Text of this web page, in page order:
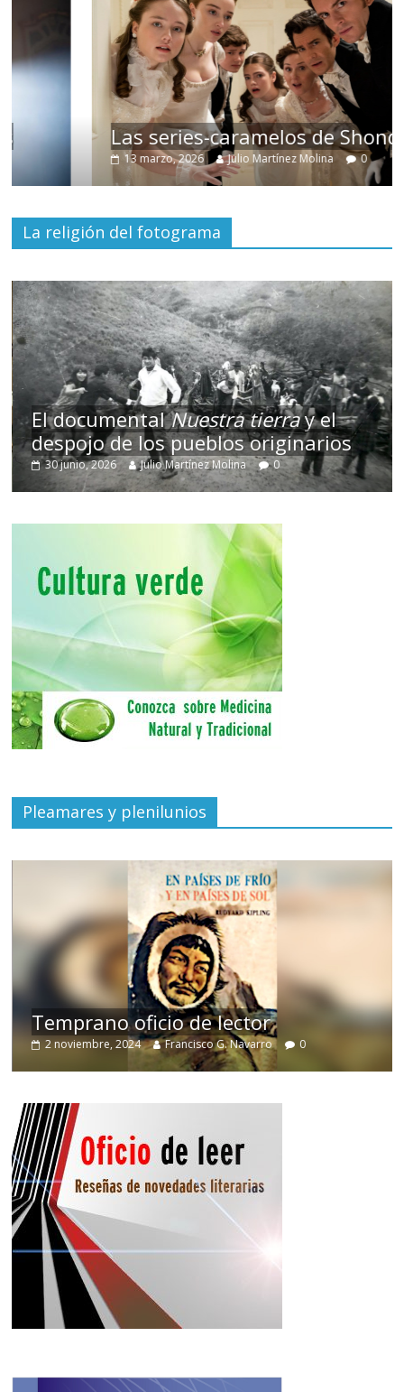
Las series-caramelos de Shondaland
13 marzo, 2026 Julio Martínez Molina 0
La religión del fotograma
El documentalNuestra tierray el
despojo de los pueblos originarios
30 junio, 2026 Julio Martínez Molina 0
Pleamares y plenilunios
Temprano oficio de lector
2 noviembre, 2024 Francisco G. Navarro 0